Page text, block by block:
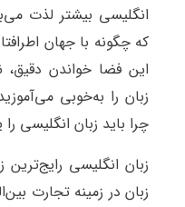
انگلیسی بیشتر لذت
که چگونه با جهان
این فضا خواندن
زبان را به‌خوبی
چرا باید زبان انگلیسی را
زبان انگلیسی
زبان در زمینه تجارت